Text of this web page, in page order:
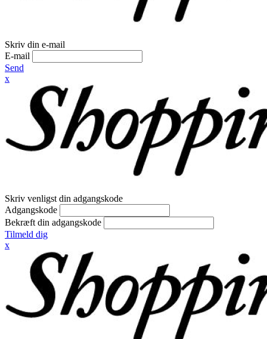
Skriv din e-mail
E-mail
Send
x
Skriv venligst din adgangskode
Adgangskode
Bekræft din adgangskode
Tilmeld dig
x